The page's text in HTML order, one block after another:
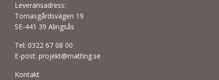
Leveransadress:
Tomasgårdsvägen 19
SE-441 39 Alingsås
Tel: 0322 67 08 00
E-post: projekt@matting.se
Kontakt